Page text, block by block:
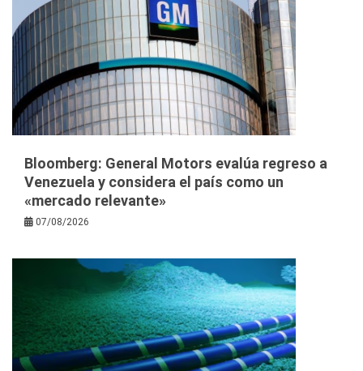
Bloomberg: General Motors evalúa regreso a
Venezuela y considera el país como un
«mercado relevante»
07/08/2026